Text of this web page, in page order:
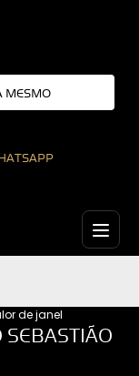
MESMO
paulo
de janela fixa sao